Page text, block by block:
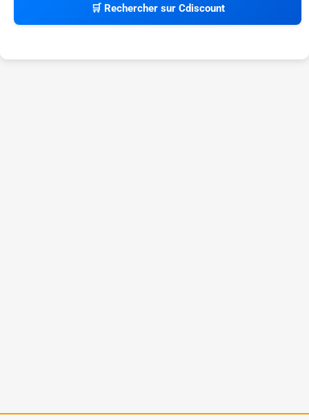
🛒 Rechercher sur Cdiscount